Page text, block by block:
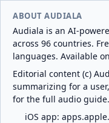
ABOUT AUDIALA
Audiala is an AI-
across 96 countries.
languages. Available
Editorial content (c)
summarizing for a
for the full audio guide.
iOS app: